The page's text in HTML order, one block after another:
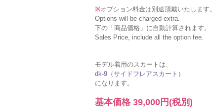
※オプション料金は別途頂戴いたします。
Options will be charged extra.
下の「商品価格」に自動計算されます。
Sales Price, include all the option fee.
モデル着用のスカートは、
dk-9（サイドフレアスカート）
になります。
基本価格 39,000円 (税別)